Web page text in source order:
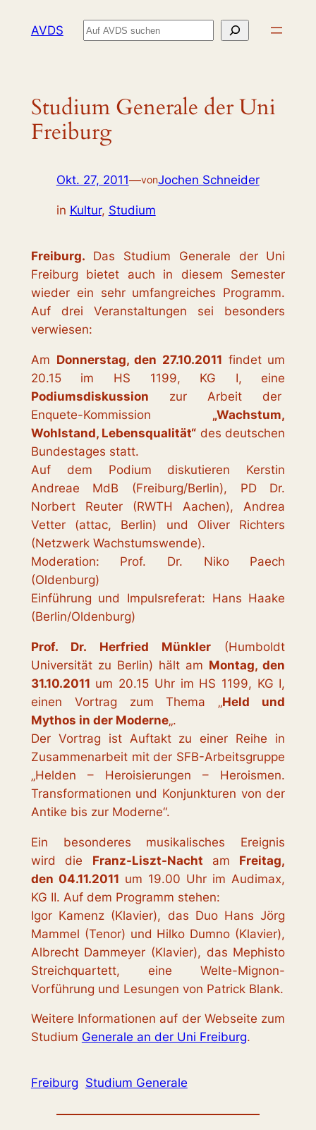
InhaltAVDS Suchen
Studium Generale der Uni
Freiburg
Okt. 27, 2011—vonJochen Schneider
in Kultur, Studium
Freiburg. Das Studium Generale der Uni
Freiburg bietet auch in diesem Semester
wieder ein sehr umfangreiches Programm.
Auf drei Veranstaltungen sei besonders
verwiesen:
Am Donnerstag, den 27.10.2011 findet um
20.15 im HS 1199, KG I, eine
Podiumsdiskussion zur Arbeit der
Enquete-Kommission „Wachstum,
Wohlstand, Lebensqualität“ des deutschen
Bundestages statt.
Auf dem Podium diskutieren Kerstin
Andreae MdB (Freiburg/Berlin), PD Dr.
Norbert Reuter (RWTH Aachen), Andrea
Vetter (attac, Berlin) und Oliver Richters
(Netzwerk Wachstumswende).
Moderation: Prof. Dr. Niko Paech
(Oldenburg)
Einführung und Impulsreferat: Hans Haake
(Berlin/Oldenburg)
Prof. Dr. Herfried Münkler(Humboldt
Universität zu Berlin) hält am Montag, den
31.10.2011 um 20.15 Uhr im HS 1199, KG I,
einen Vortrag zum Thema „Held und
Mythos in der Moderne„.
Der Vortrag ist Auftakt zu einer Reihe in
Zusammenarbeit mit der SFB-Arbeitsgruppe
„Helden – Heroisierungen – Heroismen.
Transformationen und Konjunkturen von der
Antike bis zur Moderne“.
Ein besonderes musikalisches Ereignis
wird die Franz-Liszt-Nacht am Freitag,
den 04.11.2011 um 19.00 Uhr im Audimax,
KG II. Auf dem Programm stehen:
Igor Kamenz (Klavier), das Duo Hans Jörg
Mammel (Tenor) und Hilko Dumno (Klavier),
Albrecht Dammeyer (Klavier), das Mephisto
Streichquartett, eine Welte-Mignon-
Vorführung und Lesungen von Patrick Blank.
Weitere Informationen auf der Webseite zum
Studium Generale an der Uni Freiburg.
Freiburg Studium Generale